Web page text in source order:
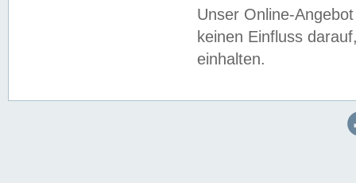
Unser Online-
keinen Einfluss
einhalten.